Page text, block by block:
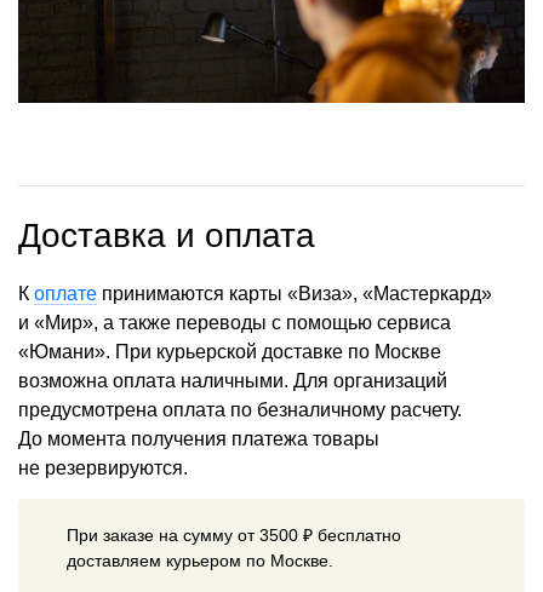
Доставка и оплата
К оплате принимаются карты «Виза», «Мастеркард»
и «Мир», а также переводы с помощью сервиса
«Юмани». При курьерской доставке по Москве
возможна оплата наличными. Для организаций
предусмотрена оплата по безналичному расчету.
До момента получения платежа товары
не резервируются.
При заказе на сумму от 3500 ₽ бесплатно
доставляем курьером по Москве.